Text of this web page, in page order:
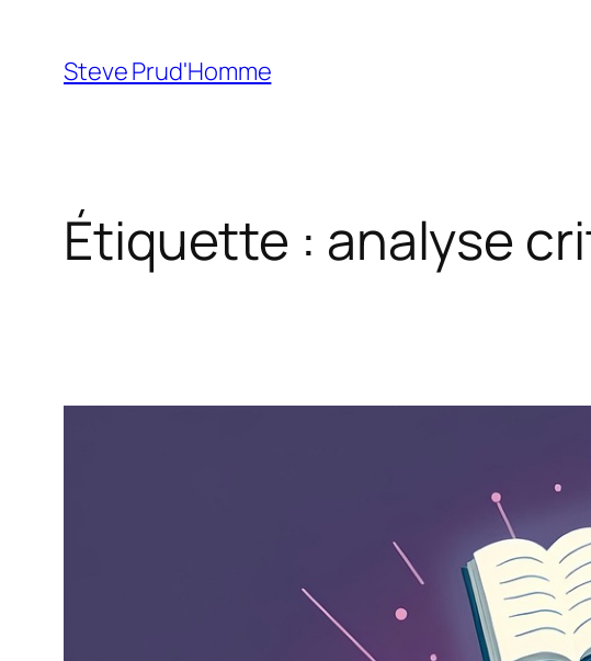
contenu
Steve Prud'Homme
Étiquette : analyse